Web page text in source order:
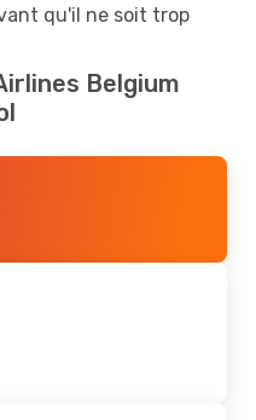
qu'il ne soit trop
Belgium